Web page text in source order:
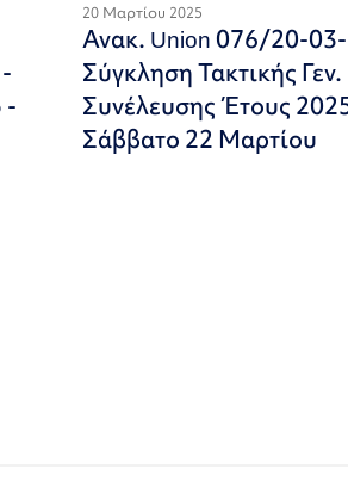
-
20 Μαρτίου 2025
Ανακ. Union 076/20-
Σύγκληση Τακτικής Γεν.
Συνέλευσης Έτους
Σάββατο 22 Μαρτίου